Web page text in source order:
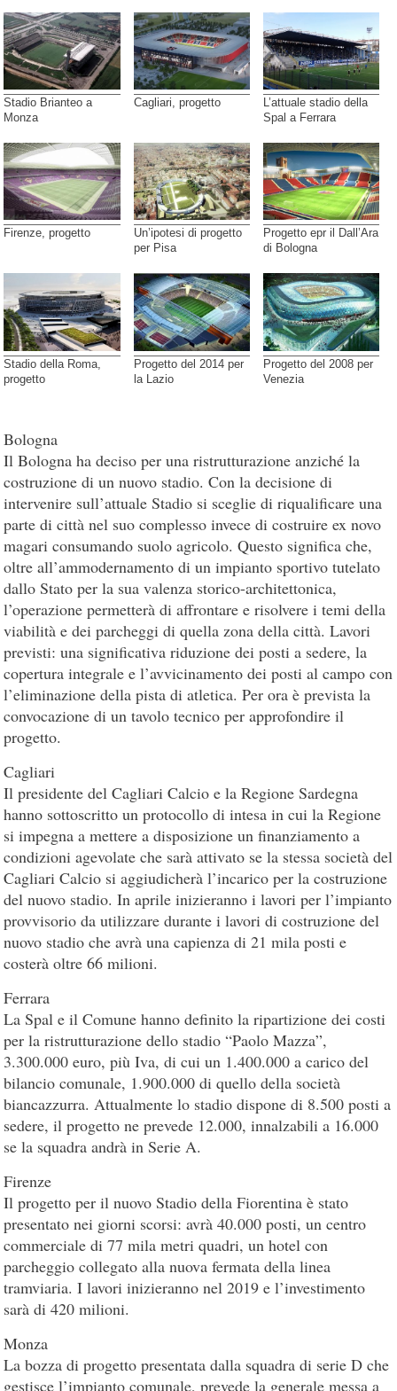
Stadio Brianteo a
Monza
Cagliari, progetto
L’attuale stadio della
Spal a Ferrara
Firenze, progetto
Un’ipotesi di progetto
per Pisa
Progetto epr il Dall’Ara
di Bologna
Stadio della Roma,
progetto
Progetto del 2014 per
la Lazio
Progetto del 2008 per
Venezia
Bologna
Il Bologna ha deciso per una ristrutturazione anziché la
costruzione di un nuovo stadio. Con la decisione di
intervenire sull’attuale Stadio si sceglie di riqualificare una
parte di città nel suo complesso invece di costruire ex novo
magari consumando suolo agricolo. Questo significa che,
oltre all’ammodernamento di un impianto sportivo tutelato
dallo Stato per la sua valenza storico-architettonica,
l’operazione permetterà di affrontare e risolvere i temi della
viabilità e dei parcheggi di quella zona della città. Lavori
previsti: una significativa riduzione dei posti a sedere, la
copertura integrale e l’avvicinamento dei posti al campo con
l’eliminazione della pista di atletica. Per ora è prevista la
convocazione di un tavolo tecnico per approfondire il
progetto.
Cagliari
Il presidente del Cagliari Calcio e la Regione Sardegna
hanno sottoscritto un protocollo di intesa in cui la Regione
si impegna a mettere a disposizione un finanziamento a
condizioni agevolate che sarà attivato se la stessa società del
Cagliari Calcio si aggiudicherà l’incarico per la costruzione
del nuovo stadio. In aprile inizieranno i lavori per l’impianto
provvisorio da utilizzare durante i lavori di costruzione del
nuovo stadio che avrà una capienza di 21 mila posti e
costerà oltre 66 milioni.
Ferrara
La Spal e il Comune hanno definito la ripartizione dei costi
per la ristrutturazione dello stadio “Paolo Mazza”,
3.300.000 euro, più Iva, di cui un 1.400.000 a carico del
bilancio comunale, 1.900.000 di quello della società
biancazzurra. Attualmente lo stadio dispone di 8.500 posti a
sedere, il progetto ne prevede 12.000, innalzabili a 16.000
se la squadra andrà in Serie A.
Firenze
Il progetto per il nuovo Stadio della Fiorentina è stato
presentato nei giorni scorsi: avrà 40.000 posti, un centro
commerciale di 77 mila metri quadri, un hotel con
parcheggio collegato alla nuova fermata della linea
tramviaria. I lavori inizieranno nel 2019 e l’investimento
sarà di 420 milioni.
Monza
La bozza di progetto presentata dalla squadra di serie D che
gestisce l’impianto comunale, prevede la generale messa a